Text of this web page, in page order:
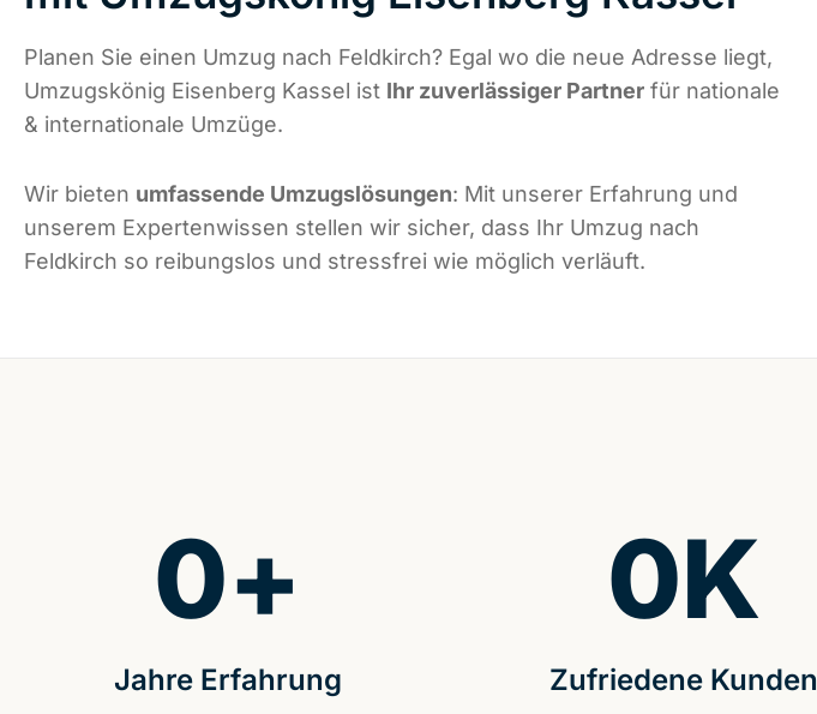
Planen Sie einen Umzug nach Feldkirch? Egal wo die neue Adresse liegt,
Umzugskönig Eisenberg Kassel ist Ihr zuverlässiger Partner für nationale
& internationale Umzüge.
Wir bieten umfassende Umzugslösungen: Mit unserer Erfahrung und
unserem Expertenwissen stellen wir sicher, dass Ihr Umzug nach
Feldkirch so reibungslos und stressfrei wie möglich verläuft.
Jahre Erfahrung
0+
Zufriedene Kunden
0K